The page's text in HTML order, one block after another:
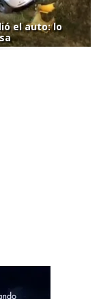
el auto: lo